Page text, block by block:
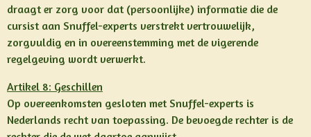
draagt er zorg voor dat (persoonlijke) informatie die de
cursist aan Snuffel-experts verstrekt vertrouwelijk,
zorgvuldig en in overeenstemming met de vigerende
regelgeving wordt verwerkt.
Artikel 8: Geschillen
Op overeenkomsten gesloten met Snuffel-experts is
Nederlands recht van toepassing. De bevoegde rechter is de